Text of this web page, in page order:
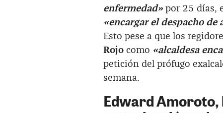
enfermedad» por 25 días,
«encargar el despacho de
Esto pese a que los
Rojo como «alcaldesa
petición del prófugo
semana.
Edward